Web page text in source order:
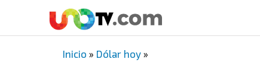
Inicio » Dólar hoy»